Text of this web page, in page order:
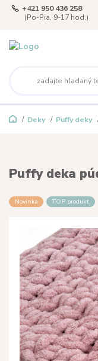
+421 950 436 258
(Po-Pia, 9-17 hod.)
Deky Puffy deky
Puffy deka
Novinka TOP produkt